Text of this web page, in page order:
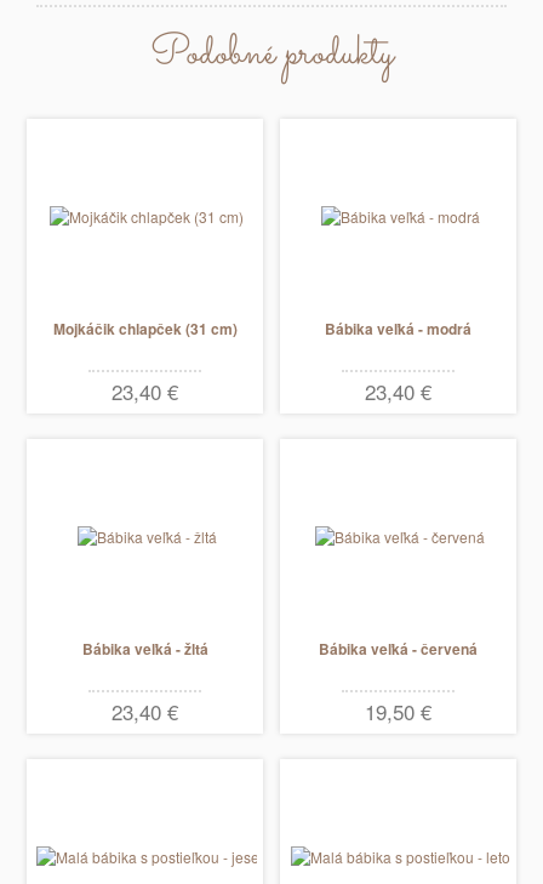
Podobné produkty
Mojkáčik chlapček (31 cm)
23,40 €
Bábika veľká - modrá
23,40 €
Bábika veľká - žltá
23,40 €
Bábika veľká - červená
19,50 €